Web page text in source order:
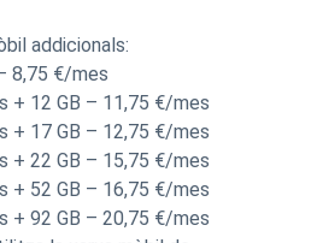
addicionals:
8,75 €/mes
+ 12 GB – 11,75 €/mes
+ 17 GB – 12,75 €/mes
+ 22 GB – 15,75 €/mes
+ 52 GB – 16,75 €/mes
+ 92 GB – 20,75 €/mes